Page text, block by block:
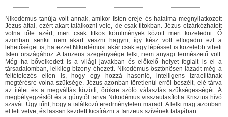
Nikodémus tanúja volt annak, amikor Isten ereje és hatalma megnyilatkozott
Jézus által, ezért akart találkozni vele, de csak titokban. Jézus elzárkózhatott
volna tőle azért, mert csak titkos körülmények között mert közeledni. Ő
azonban senkit nem akart veszni hagyni, így kész volt elfogadni ezt a
lehetőséget is, ha ezzel Nikodémust akár csak egy lépéssel is közelebb viheti
Isten országához. A farizeus szegénysége lelki, nem anyagi természetű volt.
Még ha bővelkedett is a világi javakban és előkelő helyet foglalt is el a
társadalomban, lelkileg bizony éhezett. Nikodémus ösztönösen lázadt még a
feltételezés ellen is, hogy egy hozzá hasonló, intelligens izraelitának
megtérésre volna szüksége. Jézus azonban töretlenül erről beszélt, elé tárva
az ítélet és a megváltás közötti, örökre szóló választás szükségességét. A
megbélyegzéstől és a gúnytól tartva Nikodémus visszautasította Krisztus hívó
szavát. Úgy tűnt, hogy a találkozó eredménytelen maradt. A lelki mag azonban
el lett vetve, és lassan kezdett kicsírázni a farizeus szívének talajában.